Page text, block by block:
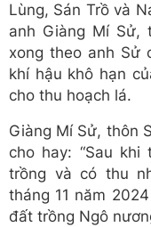
Lùng, Sán Trồ và
anh Giàng Mí Sử,
xong theo anh Sử
khí hậu khô hạn
cho thu hoạch lá.
Giàng Mí Sử, thôn
cho hay: “Sau
trồng và có thu
tháng 11 năm
đất trồng Ngô